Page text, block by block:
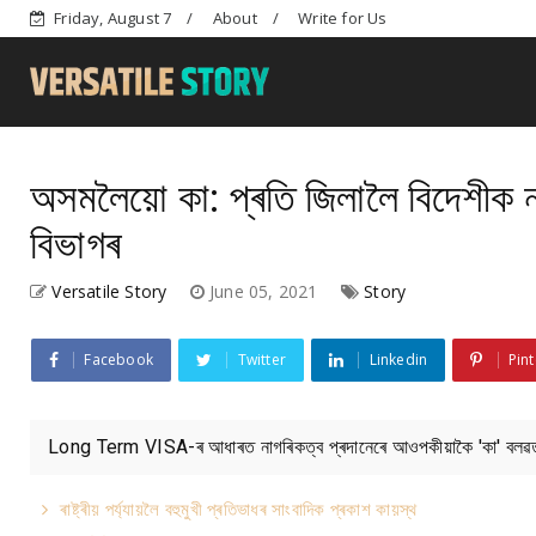
Friday, August 7 About Write for Us
অসমলৈয়ো কা: প্ৰতি জিলালৈ বিদেশীক
বিভাগৰ
Versatile Story June 05, 2021 Story
Facebook Twitter Linkedin
Long Term VISA-ৰ আধাৰত নাগৰিকত্ব প্ৰদানেৰে আওপকীয়াকৈ 'কা'
ৰাষ্ট্ৰীয় পৰ্য্যায়লৈ বহুমুখী প্ৰতিভাধৰ সাংবাদিক প্ৰকাশ কায়স্থ